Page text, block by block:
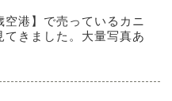
空港】で売っているカニ
てきました。大量写真あ